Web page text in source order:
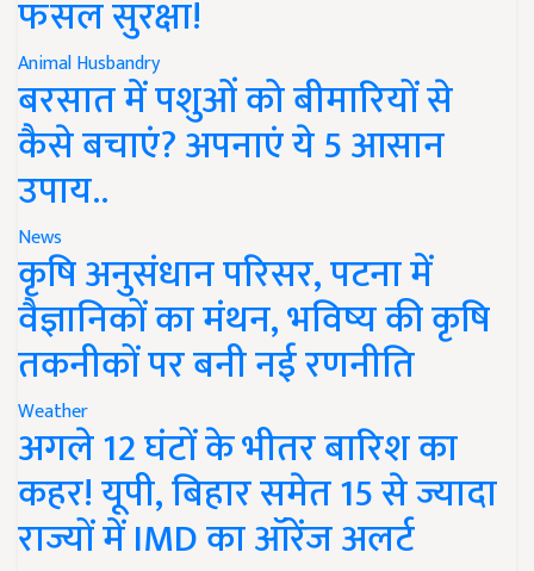
फसल सुरक्षा!
Animal Husbandry
बरसात में पशुओं को बीमारियों से
कैसे बचाएं? अपनाएं ये 5 आसान
उपाय..
News
कृषि अनुसंधान परिसर, पटना में
वैज्ञानिकों का मंथन, भविष्य की कृषि
तकनीकों पर बनी नई रणनीति
Weather
अगले 12 घंटों के भीतर बारिश का
कहर! यूपी, बिहार समेत 15 से ज्यादा
राज्यों में IMD का ऑरेंज अलर्ट